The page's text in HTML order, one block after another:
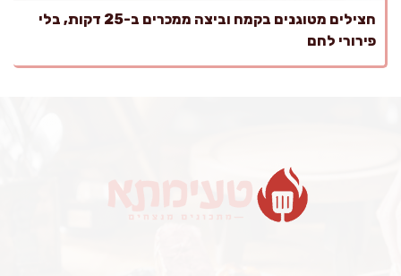
חצילים מטוגנים בקמח וביצה ממכרים ב-25 דקות, בלי
פירורי לחם